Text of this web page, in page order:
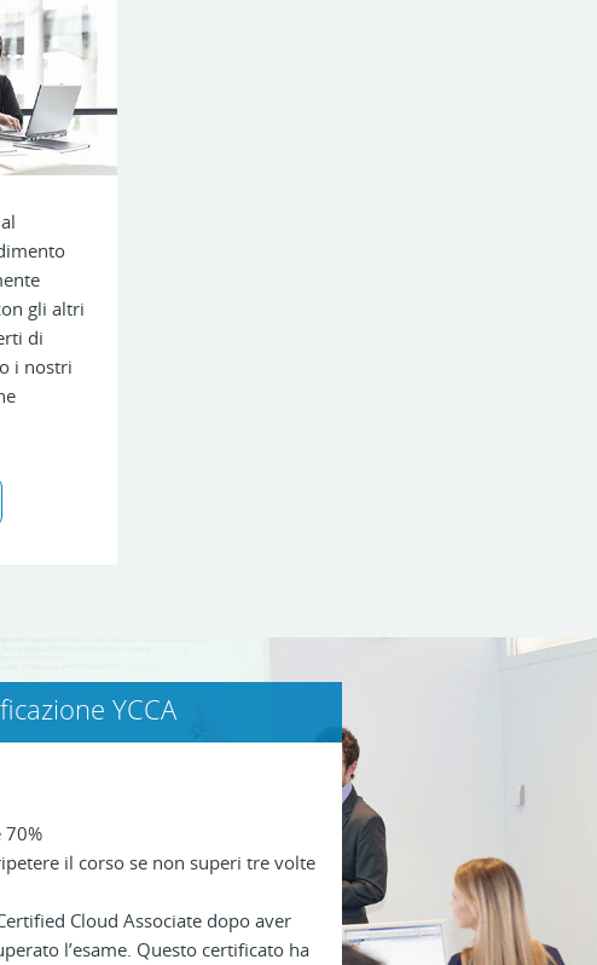
gli altri
di
i nostri
YCCA
70%
il corso se non superi tre volte
Cloud Associate dopo aver
l’esame. Questo certificato ha